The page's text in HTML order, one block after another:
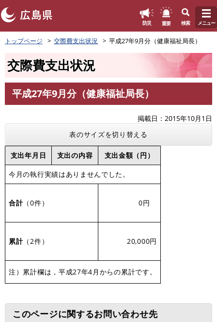
ペ
ー
頭
す
防災 重要 検索 メニュー
トップページ 交際費支出状況 平成27年9月分（健康福祉局長）
交際費支出状況
文
平成27年9月分（健康福祉局長）
掲載日
2015年10月1日
表のサイズを切り替える
支出年月日 支出の内容 支出金額（円）
今月の執行実績はありませんでした。
合計（0件） 0円
累計（2件） 20,000円
注）累計欄は，平成27年4月からの累計です。
このページに関するお問い合わせ先